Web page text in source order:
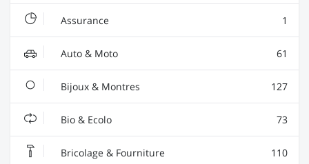
Assurance 1
Auto & Moto 61
Bijoux & Montres 127
Bio & Ecolo 73
Bricolage & Fourniture 110